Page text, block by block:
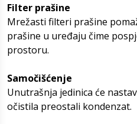
Filter prašine
Mrežasti filteri prašine
prašine u uređaju čime
prostoru.
Samočišćenje
Unutrašnja jedinica će
očistila preostali kondenzat.